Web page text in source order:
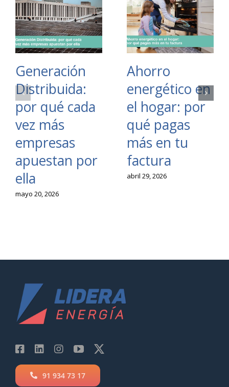
Generación
Distribuida:
por qué cada
vez más
empresas
apuestan por
ella
mayo 20, 2026
Ahorro
energético en
el hogar: por
qué pagas
más en tu
factura
abril 29, 2026
91 934 73 17